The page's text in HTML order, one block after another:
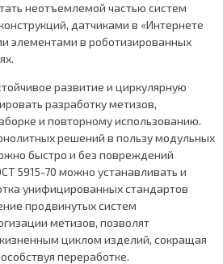
неотъемлемой частью систем
датчиками в «Интернете
элементами в роботизированных
развитие и циркулярную
разработку метизов,
и повторному использованию.
решений в пользу модульных
быстро и без повреждений
5915-70 можно устанавливать и
унифицированных стандартов
продвинутых систем
метизов, позволят
циклом изделий, сокращая
переработке.